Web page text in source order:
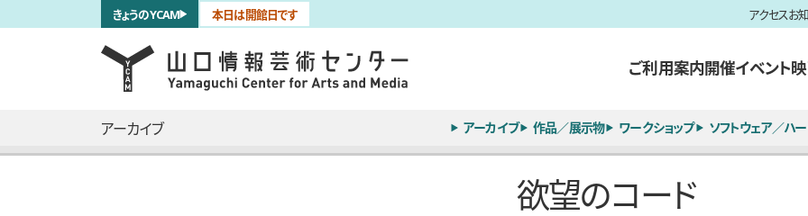
skip to main content 本日は開館日です
きょうのYCAM アクセスお
言語を切り替える
メインナビゲーション
ご利用案内開催イベント
アーカイブ アーカイブ 作品／展示物 ワークショップ ソフトウェア／ハ
欲望のコード